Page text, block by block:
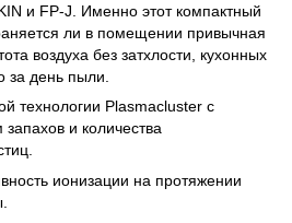
и FP-J. Именно этот компактный
ли в помещении привычная
воздуха без затхлости, кухонных
за день пыли.
технологии Plasmacluster с
и количества
ионизации на протяжении